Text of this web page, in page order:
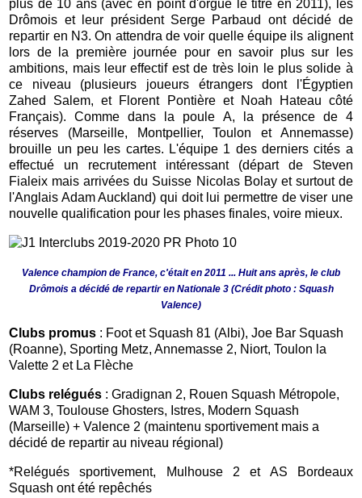
plus de 10 ans (avec en point d'orgue le titre en 2011), les
Drômois et leur président Serge Parbaud ont décidé de
repartir en N3. On attendra de voir quelle équipe ils alignent
lors de la première journée pour en savoir plus sur les
ambitions, mais leur effectif est de très loin le plus solide à
ce niveau (plusieurs joueurs étrangers dont l'Égyptien
Zahed Salem, et Florent Pontière et Noah Hateau côté
Français). Comme dans la poule A, la présence de 4
réserves (Marseille, Montpellier, Toulon et Annemasse)
brouille un peu les cartes. L'équipe 1 des derniers cités a
effectué un recrutement intéressant (départ de Steven
Fialeix mais arrivées du Suisse Nicolas Bolay et surtout de
l'Anglais Adam Auckland) qui doit lui permettre de viser une
nouvelle qualification pour les phases finales, voire mieux.
Valence champion de France, c'était en 2011 ... Huit ans après, le club
Drômois a décidé de repartir en Nationale 3 (Crédit photo : Squash
Valence)
Clubs promus : Foot et Squash 81 (Albi), Joe Bar Squash
(Roanne), Sporting Metz, Annemasse 2, Niort, Toulon la
Valette 2 et La Flèche
Clubs relégués : Gradignan 2, Rouen Squash Métropole,
WAM 3, Toulouse Ghosters, Istres, Modern Squash
(Marseille) + Valence 2 (maintenu sportivement mais a
décidé de repartir au niveau régional)
*Relégués sportivement, Mulhouse 2 et AS Bordeaux
Squash ont été repêchés